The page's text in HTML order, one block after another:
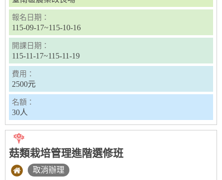
報名日期：
115-09-17~115-10-16
開課日期：
115-11-17~115-11-19
費用：
2500元
名額：
30人
菇類栽培管理進階選修班
取消辦理